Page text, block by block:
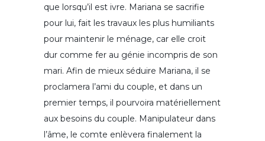
que lorsqu’il est ivre. Mariana se sacrifie
pour lui, fait les travaux les plus humiliants
pour maintenir le ménage, car elle croit
dur comme fer au génie incompris de son
mari. Afin de mieux séduire Mariana, il se
proclamera l’ami du couple, et dans un
premier temps, il pourvoira matériellement
aux besoins du couple. Manipulateur dans
l’âme, le comte enlèvera finalement la